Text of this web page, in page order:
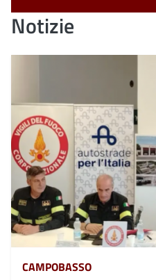
Notizie
CAMPOBASSO